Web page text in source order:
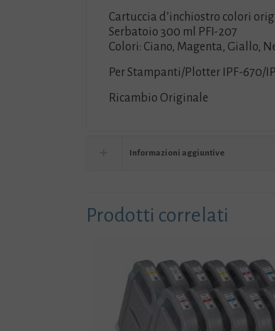
Cartuccia d’inchiostro colori
Serbatoio 300 ml PFI-207
Colori: Ciano, Magenta, Giallo,
Per Stampanti/Plotter IPF-670/
Ricambio Originale
Informazioni aggiuntive
Prodotti correlati